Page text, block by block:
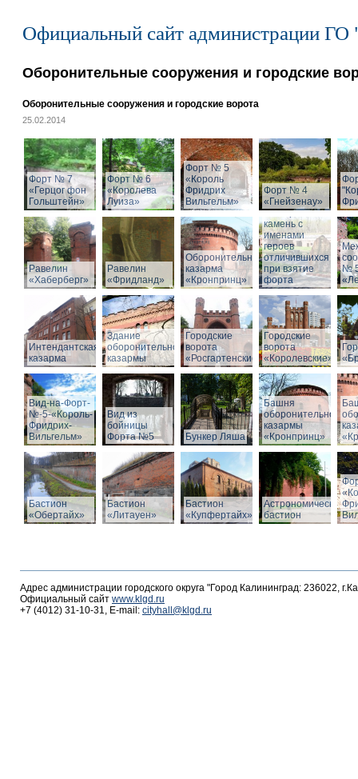
Официальный сайт администрации ГО
Оборонительные сооружения и городские
Оборонительные сооружения и городские ворота
25.02.2014
Форт № 7
«Герцог фон
Гольштейн»
Форт № 6
«Королева
Луиза»
Форт № 5
«Король
Фридрих
Вильгельм»
Форт № 4
«Гнейзенау»
Равелин
«Хаберберг»
Равелин
«Фридланд»
Оборонительная
казарма
«Кронпринц»
Мемориальный
камень с
именами
героев
отличившихся
при взятие
форта
№
Интендантская
казарма
Здание
оборонительной
казармы
Городские
ворота
«Росгартенские»
Городские
ворота
«Королевские»
Вид-на-Форт-
№-5-«Король-
Фридрих-
Вильгельм»
Вид из
бойницы
Форта №5
Бункер Ляша
Башня
оборонительной
казармы
«Кронпринц»
Бастион
«Обертайх»
Бастион
«Литауен»
Бастион
«Купфертайх»
Астрономический
бастион
Адрес администрации городского округа "Город Калининград: 236022,
Официальный сайт www.klgd.ru
+7 (4012) 31-10-31, E-mail: cityhall@klgd.ru